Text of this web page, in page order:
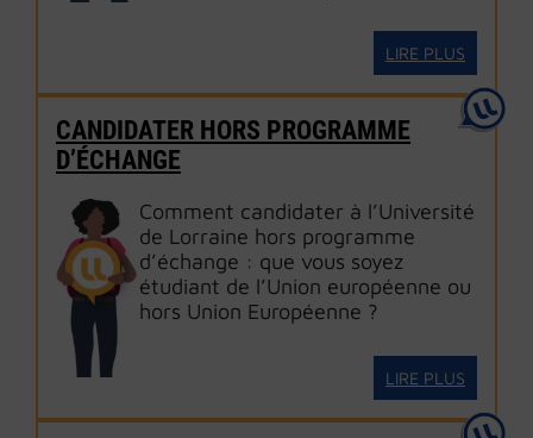
LIRE PLUS
CANDIDATER HORS PROGRAMME
D’ÉCHANGE
Comment candidater à l’Université
de Lorraine hors programme
d’échange : que vous soyez
étudiant de l’Union européenne ou
hors Union Européenne ?
LIRE PLUS